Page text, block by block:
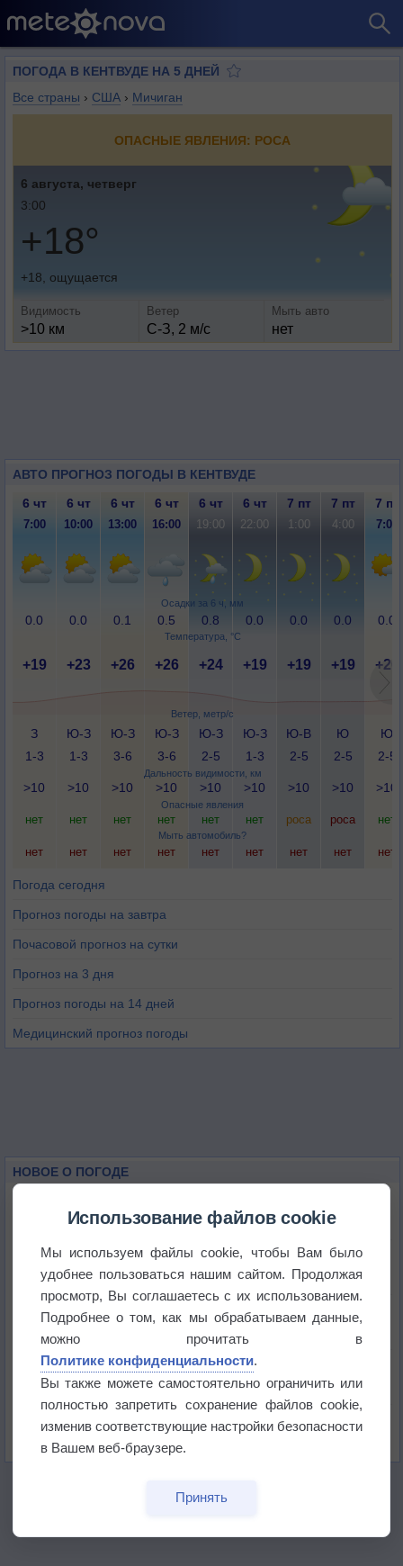
ПОГОДА В КЕНТВУДЕ НА 5 ДНЕЙ
Все страны › США › Мичиган
ОПАСНЫЕ ЯВЛЕНИЯ: РОСА
6 августа, четверг
3:00
+18°
+18, ощущается
Видимость
>10 км
Ветер
С-З, 2 м/с
Мыть авто
нет
АВТО ПРОГНОЗ ПОГОДЫ В КЕНТВУДЕ
Осадки за 6 ч, мм
Температура, °C
Ветер, метр/с
Дальность видимости, км
Опасные явления
Мыть автомобиль?
6 чт 6 чт 6 чт 6 чт 6 чт 6 чт 7 пт 7 пт 7 пт
7:00 10:00 13:00 16:00 19:00 22:00 1:00 4:00 7:00
0.0 0.0 0.1 0.5 0.8 0.0 0.0 0.0 0.0
+19 +23 +26 +26 +24 +19 +19 +19 +20
З
1-3
Ю-З
1-3
Ю-З
3-6
Ю-З
3-6
Ю-З
2-5
Ю-З
1-3
Ю-В
2-5
Ю
2-5
Ю
2-5
>10 >10 >10 >10 >10 >10 >10 >10 >10
нет нет нет нет нет нет роса роса нет
нет нет нет нет нет нет нет нет нет
Погода сегодня
Прогноз погоды на завтра
Почасовой прогноз на сутки
Прогноз на 3 дня
Прогноз погоды на 14 дней
Медицинский прогноз погоды
НОВОЕ О ПОГОДЕ
Погода в Краснодаре 6 августа
Погода в Санкт-Петербурге 6 августа
Погода в Москве 6 августа
историю
Использование файлов cookie
Мы используем файлы cookie, чтобы Вам было
удобнее пользоваться нашим сайтом. Продолжая
просмотр, Вы соглашаетесь с их использованием.
Подробнее о том, как мы обрабатываем данные,
можно прочитать в
Политике конфиденциальности.
Вы также можете самостоятельно ограничить или
полностью запретить сохранение файлов cookie,
изменив соответствующие настройки безопасности
в Вашем веб-браузере.
Принять